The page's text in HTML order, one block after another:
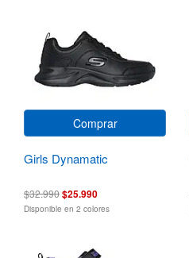
Comprar
Girls Dynamatic
$32.990$25.990
Disponible en 2 colores